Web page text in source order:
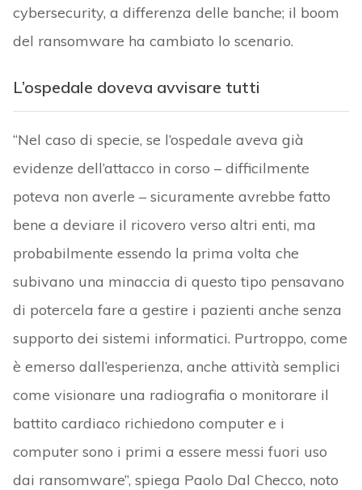
cybersecurity, a differenza delle banche; il boom
del ransomware ha cambiato lo scenario.
L’ospedale doveva avvisare tutti
“Nel caso di specie, se l’ospedale aveva già
evidenze dell’attacco in corso – difficilmente
poteva non averle – sicuramente avrebbe fatto
bene a deviare il ricovero verso altri enti, ma
probabilmente essendo la prima volta che
subivano una minaccia di questo tipo pensavano
di potercela fare a gestire i pazienti anche senza
supporto dei sistemi informatici. Purtroppo, come
è emerso dall’esperienza, anche attività semplici
come visionare una radiografia o monitorare il
battito cardiaco richiedono computer e i
computer sono i primi a essere messi fuori uso
dai ransomware”, spiega Paolo Dal Checco, noto